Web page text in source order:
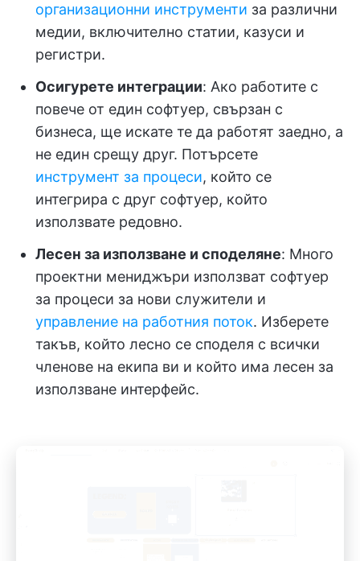
организационни инструменти за различни
медии, включително статии, казуси и
регистри.
Осигурете интеграции: Ако работите с
повече от един софтуер, свързан с
бизнеса, ще искате те да работят заедно, а
не един срещу друг. Потърсете
инструмент за процеси, който се
интегрира с друг софтуер, който
използвате редовно.
Лесен за използване и споделяне: Много
проектни мениджъри използват софтуер
за процеси за нови служители и
управление на работния поток. Изберете
такъв, който лесно се споделя с всички
членове на екипа ви и който има лесен за
използване интерфейс.